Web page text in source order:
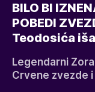
BILO BI
POBEDI
Teodosića
Legendarni
Crvene zvezde